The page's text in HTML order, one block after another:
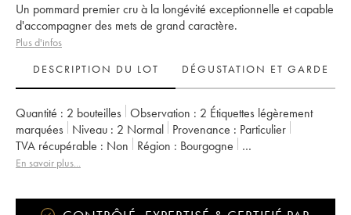
Un pommard premier cru à la longévité exceptionnelle et capable
d'accompagner des mets de grand caractère.
Plus d'infos
DESCRIPTION DU LOT
DÉGUSTATION ET GARDE
Quantité : 2 bouteilles Observation : 2 Étiquettes légèrement
marquées
Niveau : 2 Normal Provenance : particulier
TVA récupérable :
non Région :
Bourgogne
Appellation :
En savoir plus...